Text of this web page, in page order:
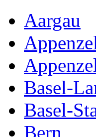
Aargau
Basel-
Basel-
Bern